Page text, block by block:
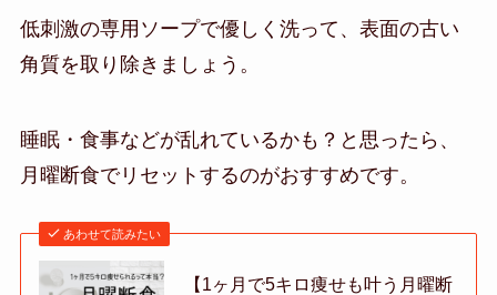
低刺激の専用ソープで優しく洗って、表面の古い
角質を取り除きましょう。
睡眠・食事などが乱れているかも？と思ったら、
月曜断食でリセットするのがおすすめです。
あわせて読みたい
【1ヶ月で5キロ痩せも叶う月曜断